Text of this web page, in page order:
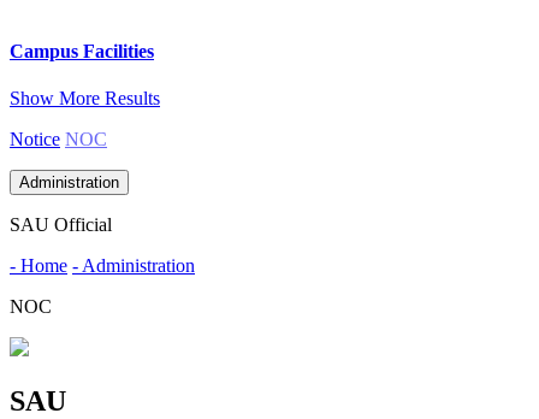
Campus Facilities
Show More Results
Notice NOC
Administration
SAU Official
- Home - Administration
NOC
SAU